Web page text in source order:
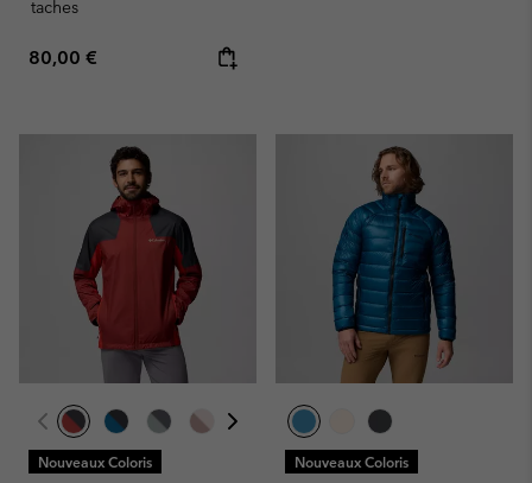
taches
Regular price:
80,00 €
Nouveaux Coloris Nouveaux Coloris